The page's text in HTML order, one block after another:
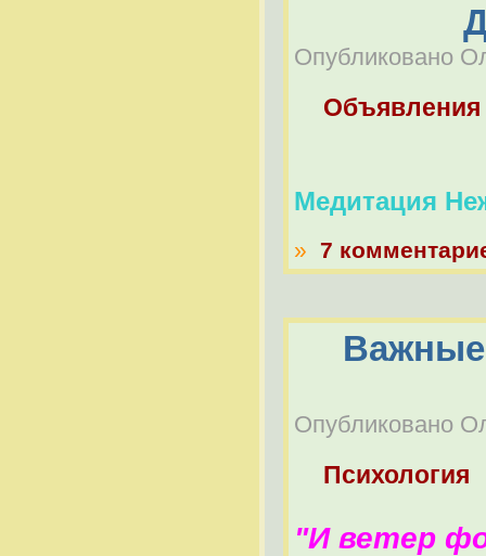
Опубликовано
Объявления
Медитация
» 7
Опубликовано
Психология
"И ветер